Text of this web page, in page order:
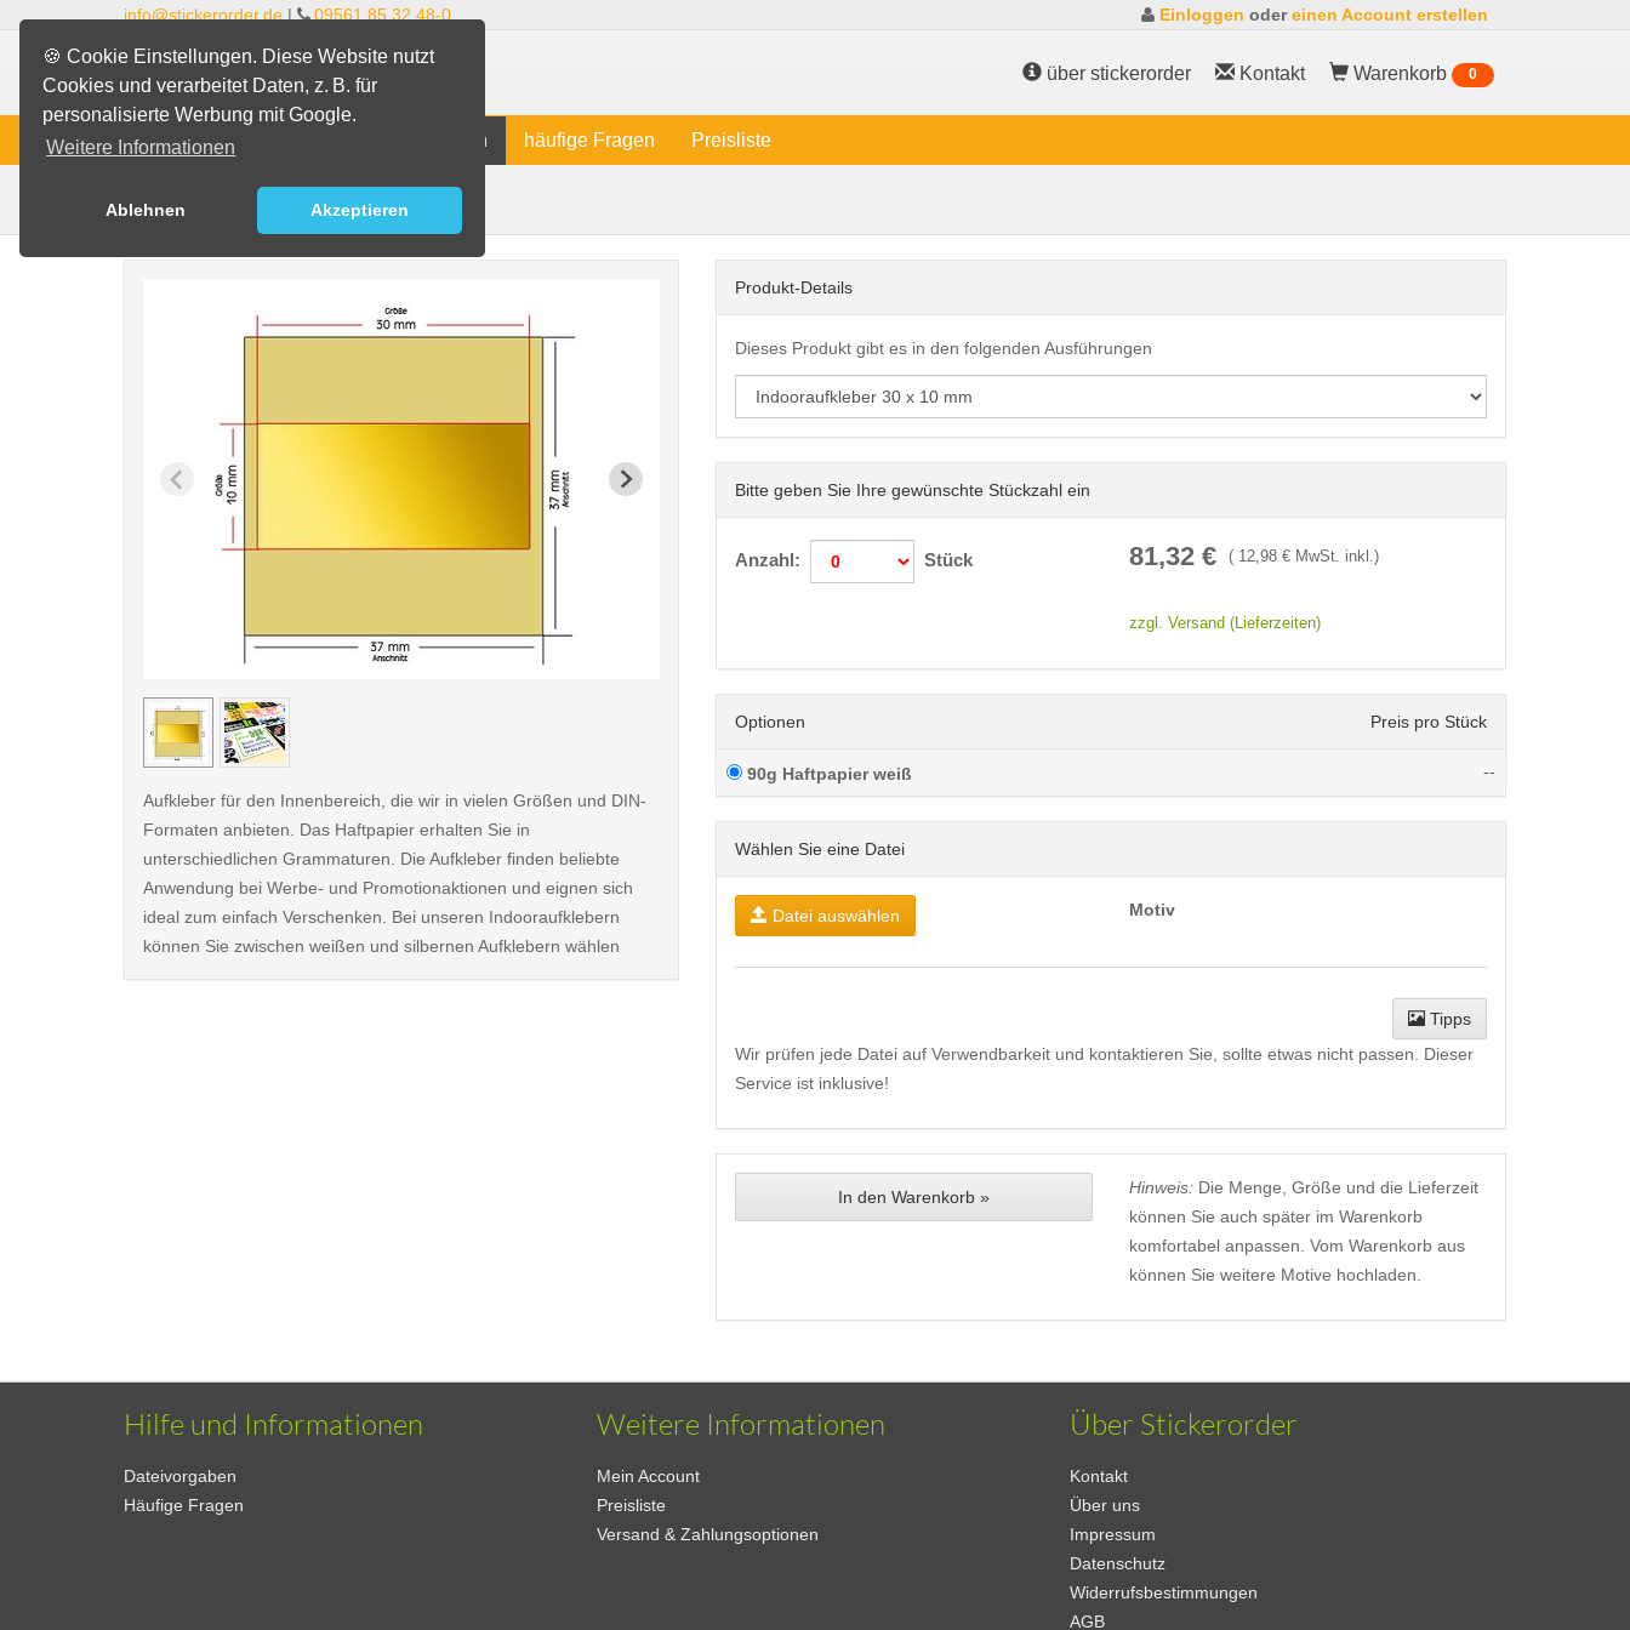
🍪 Cookie Einstellungen. Diese Website nutzt
Cookies und verarbeitet Daten, z. B. für
personalisierte Werbung mit Google.
Weitere Informationen
Ablehnen Akzeptieren
info@stickerorder.de | 09561 85 32 48-0 Einloggen odereinen Account erstellen
über stickerorder Kontakt Warenkorb 0
Produktinfos Sticker bestellen häufige Fragen Preisliste
Aufkleber Indoor-Aufkleber Rechteck
< /picture> < /picture>
Aufkleber für den Innenbereich, die wir in vielen Größen und DIN-
Formaten anbieten. Das Haftpapier erhalten Sie in
unterschiedlichen Grammaturen. Die Aufkleber finden beliebte
Anwendung bei Werbe- und Promotionaktionen und eignen sich
ideal zum einfach Verschenken. Bei unseren Indooraufklebern
können Sie zwischen weißen und silbernen Aufklebern wählen
Produkt-Details
Dieses Produkt gibt es in den folgenden Ausführungen
Bitte geben Sie Ihre gewünschte Stückzahl ein
Anzahl: Stück 81,32€ ( 12,98€ MwSt. inkl.)
zzgl. Versand (Lieferzeiten)
Optionen Preis pro Stück
90g Haftpapier weiß --
Wählen Sie eine Datei
Datei auswählen Motiv
Tipps
Wir prüfen jede Datei auf Verwendbarkeit und kontaktieren Sie, sollte etwas nicht passen. Dieser
Service ist inklusive!
In den Warenkorb » Hinweis:Die Menge, Größe und die Lieferzeit
können Sie auch später im Warenkorb
komfortabel anpassen. Vom Warenkorb aus
können Sie weitere Motive hochladen.
Hilfe und Informationen
Dateivorgaben
Häufige Fragen
Weitere Informationen
Mein Account
Preisliste
Versand & Zahlungsoptionen
Über Stickerorder
Kontakt
Über uns
Impressum
Datenschutz
Widerrufsbestimmungen
AGB